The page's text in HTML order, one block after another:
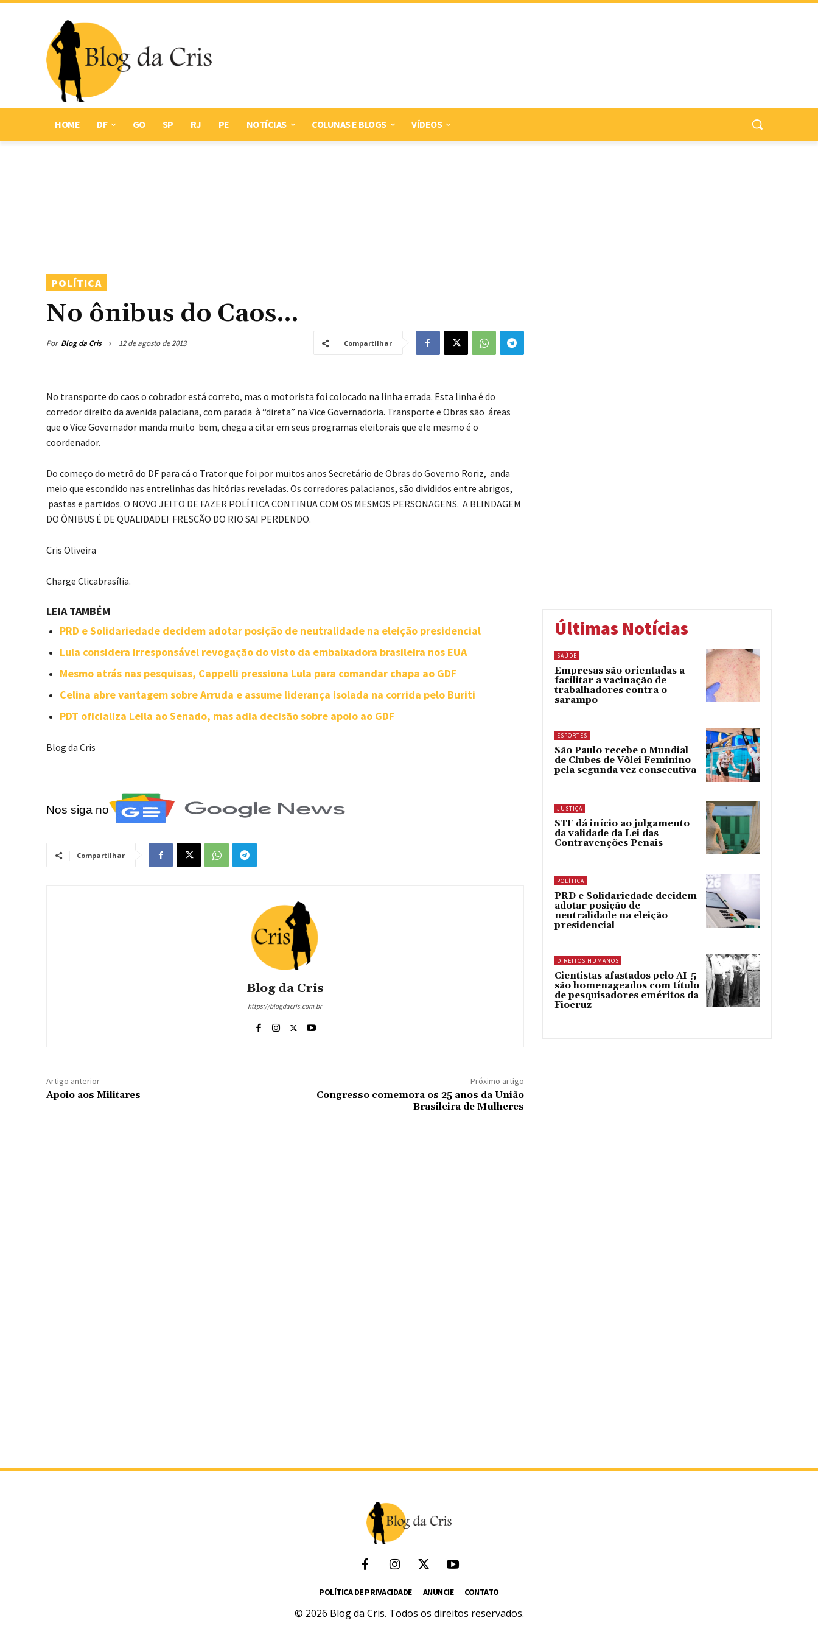
HOME DF GO SP RJ PE NOTÍCIAS COLUNAS E BLOGS VÍDEOS
POLÍTICA
No ônibus do Caos…
Por Blog da Cris 12 de agosto de 2013 Compartilhar
No transporte do caos o cobrador está correto, mas o motorista foi colocado na linha errada. Esta linha é do
corredor direito da avenida palaciana, com parada à “direta” na Vice Governadoria. Transporte e Obras são áreas
que o Vice Governador manda muito bem, chega a citar em seus programas eleitorais que ele mesmo é o
coordenador.
Do começo do metrô do DF para cá o Trator que foi por muitos anos Secretário de Obras do Governo Roriz, anda
meio que escondido nas entrelinhas das hitórias reveladas. Os corredores palacianos, são divididos entre abrigos,
pastas e partidos. O NOVO JEITO DE FAZER POLÍTICA CONTINUA COM OS MESMOS PERSONAGENS. A BLINDAGEM
DO ÔNIBUS É DE QUALIDADE! FRESCÃO DO RIO SAI PERDENDO.
Cris Oliveira
Charge Clicabrasília.
LEIA TAMBÉM
PRD e Solidariedade decidem adotar posição de neutralidade na eleição presidencial
Lula considera irresponsável revogação do visto da embaixadora brasileira nos EUA
Mesmo atrás nas pesquisas, Cappelli pressiona Lula para comandar chapa ao GDF
Celina abre vantagem sobre Arruda e assume liderança isolada na corrida pelo Buriti
PDT oficializa Leila ao Senado, mas adia decisão sobre apoio ao GDF
Blog da Cris
Nos siga no
Compartilhar
Blog da Cris
https://blogdacris.com.br
Artigo anterior
Apoio aos Militares
Próximo artigo
Congresso comemora os 25 anos da União
Brasileira de Mulheres
Últimas Notícias
SAÚDE
Empresas são orientadas a
facilitar a vacinação de
trabalhadores contra o
sarampo
ESPORTES
São Paulo recebe o Mundial
de Clubes de Vôlei Feminino
pela segunda vez consecutiva
JUSTIÇA
STF dá início ao julgamento
da validade da Lei das
Contravenções Penais
POLÍTICA
PRD e Solidariedade decidem
adotar posição de
neutralidade na eleição
presidencial
DIREITOS HUMANOS
Cientistas afastados pelo AI-5
são homenageados com título
de pesquisadores eméritos da
Fiocruz
POLÍTICA DE PRIVACIDADE ANUNCIE CONTATO
© 2026 Blog da Cris. Todos os direitos reservados.